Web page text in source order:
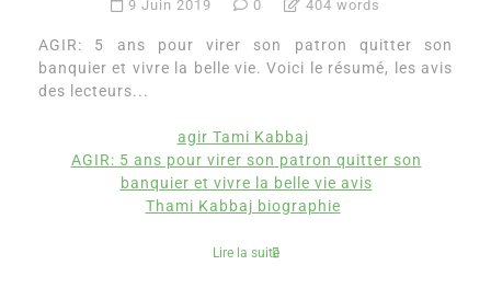
9 Juin 2019 0 404 words
AGIR: 5 ans pour virer son patron quitter son
banquier et vivre la belle vie. Voici le résumé, les avis
des lecteurs...
agir Tami Kabbaj
AGIR: 5 ans pour virer son patron quitter son
banquier et vivre la belle vie avis
Thami Kabbaj biographie
Lire la suite